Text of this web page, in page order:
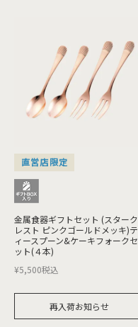
直営店限定
金属食器ギフトセット (スターク
レスト ピンクゴールドメッキ)テ
ィースプーン&ケーキフォークセ
ット(４本)
¥5,500税込
再入荷お知らせ